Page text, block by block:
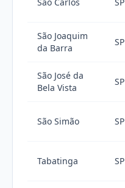
São Joaquim
da Barra
SP
São José da
Bela Vista
SP
São Simão SP
Tabatinga SP